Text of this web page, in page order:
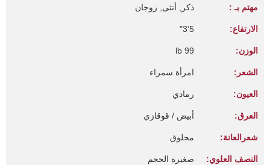
مهتم بـ : ذكر, أنثى, زوجان
الارتفاع: 5'3"
الوزن: 99 lb
الشعر: امرأة سمراء
العيون: رمادي
العرق: أبيض / قوقازي
شعرالعانة: محلوق
النصف العلوي: صغيرة الحجم